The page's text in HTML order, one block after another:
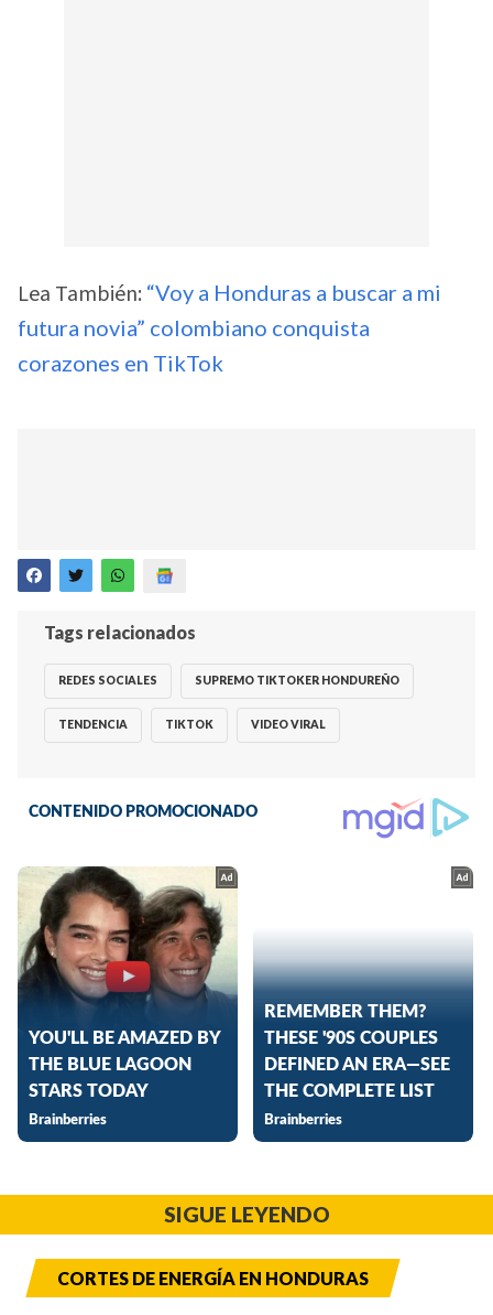
Lea También: “Voy a Honduras a buscar a mi
futura novia” colombiano conquista
corazones en TikTok
Tags relacionados
REDES SOCIALES SUPREMO TIKTOKER HONDUREÑO
TENDENCIA TIKTOK VIDEO VIRAL
SIGUE LEYENDO
CORTES DE ENERGÍA EN HONDURAS